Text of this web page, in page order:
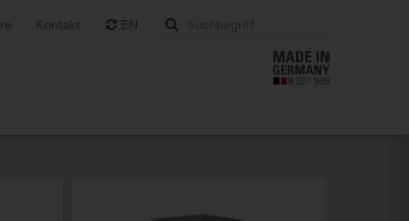
EN
Kontakt